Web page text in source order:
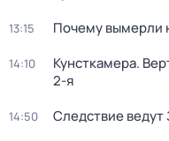
13:15 Почему вымерли
14:10 Кунсткамера.
2-я
14:50 Следствие